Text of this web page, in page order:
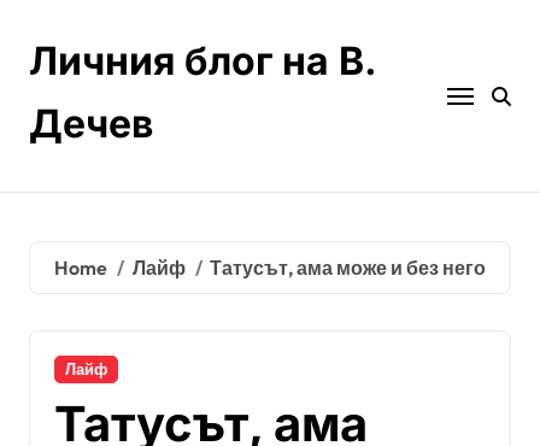
contentЛичния блог на В.
Дечев
Home Лайф Татусът, ама може и без него
Лайф
Татусът, ама